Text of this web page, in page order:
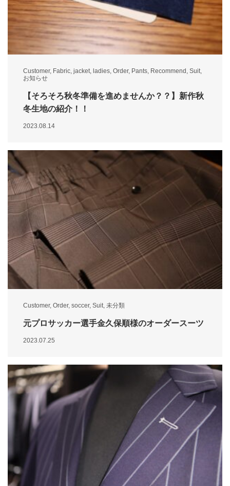
Customer, Fabric, jacket, ladies, Order, Pants, Recommend , Suit,
お知らせ
【そろそろ秋冬準備を進めませんか？？】新作秋
冬生地の紹介！！
2023.08.14
Customer, Order, soccer, Suit, 未分類
元プロサッカー選手金久保順様のオーダースーツ
2023.07.25